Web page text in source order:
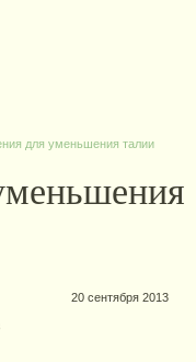
для уменьшения талии
20 сентября 2013